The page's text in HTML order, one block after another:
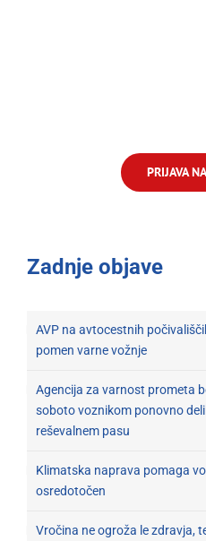
PRIJAVA
Zadnje objave
AVP na avtocestnih
pomen varne vožnje
Agencija za varnost prometa
soboto voznikom ponovno
reševalnem pasu
Klimatska naprava pomaga
osredotočen
Vročina ne ogroža le zdravja,